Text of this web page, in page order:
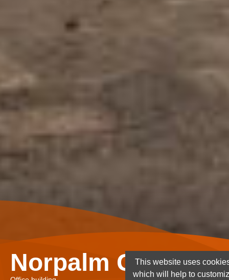
Norpalm Ghana
This website uses
which will help to